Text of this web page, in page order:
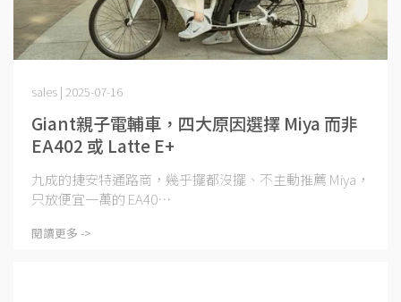
Giant親子電輔車，四大原因選擇 Miya 而非
EA402 或 Latte E+
sales | 2025-07-16
九成的捷安特通路商，幾乎擺都沒擺、不主動推薦 Miya，
只放便宜一萬的 EA40⋯
閱讀更多 ->